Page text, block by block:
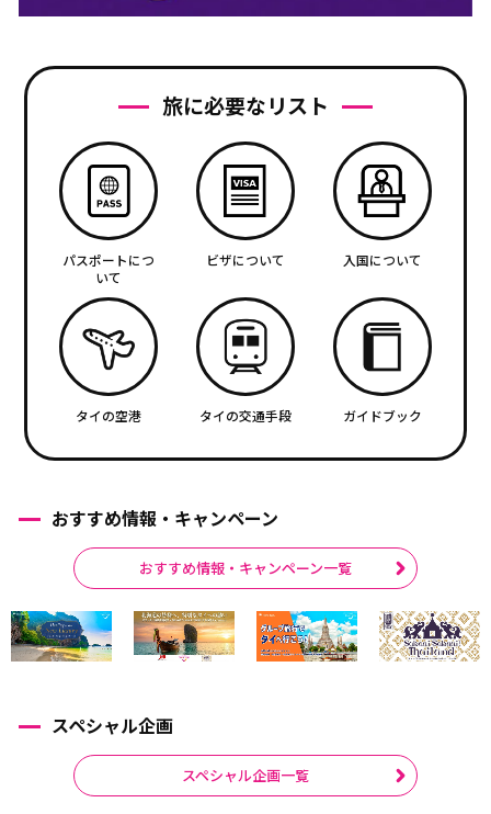
旅に必要なリスト
パスポートにつ
いて
ビザについて 入国について
タイの空港 タイの交通手段 ガイドブック
おすすめ情報・キャンペーン
おすすめ情報・キャンペーン一覧
スペシャル企画
スペシャル企画一覧